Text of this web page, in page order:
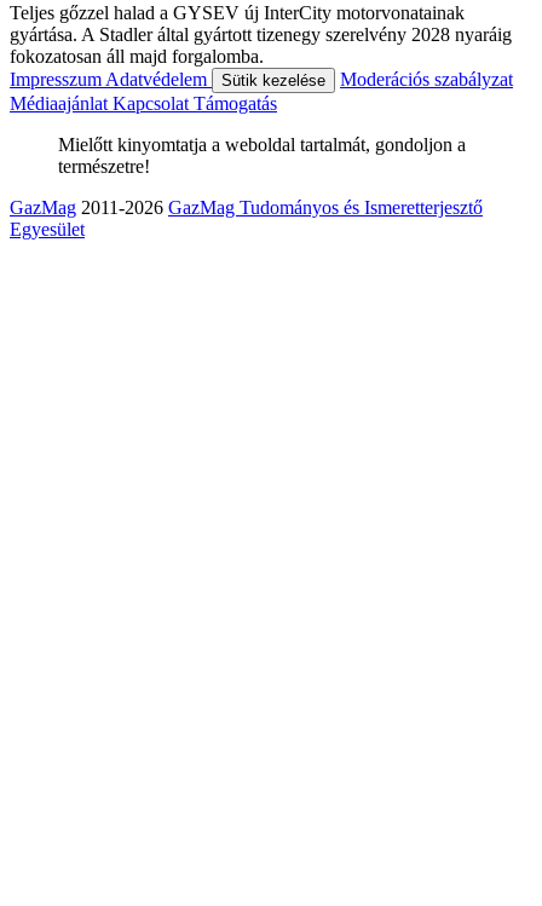
Teljes gőzzel halad a GYSEV új InterCity motorvonatainak
gyártása. A Stadler által gyártott tizenegy szerelvény 2028 nyaráig
fokozatosan áll majd forgalomba.
Impresszum Adatvédelem Sütik kezelése
Moderációs szabályzat
Médiaajánlat Kapcsolat Támogatás
Mielőtt kinyomtatja a weboldal tartalmát, gondoljon a
természetre!
GazMag 2011-2026 GazMag Tudományos és Ismeretterjesztő
Egyesület